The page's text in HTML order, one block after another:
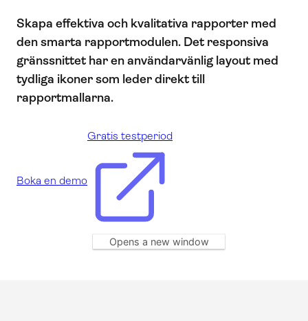
Skapa effektiva och kvalitativa rapporter med
den smarta rapportmodulen. Det responsiva
gränssnittet har en användarvänlig layout med
tydliga ikoner som leder direkt till
rapportmallarna.
Boka en demo
Gratis testperiod
Opens a new window